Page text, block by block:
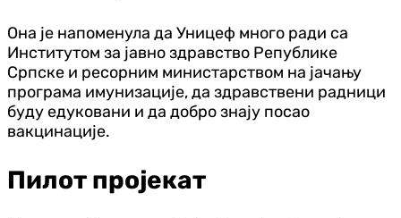
Она је напоменула да Уницеф много ради са
Институтом за јавно здравство Републике
Српске и ресорним министарством на јачању
програма имунизације, да здравствени радници
буду едуковани и да добро знају посао
вакцинације.
Пилот пројекат